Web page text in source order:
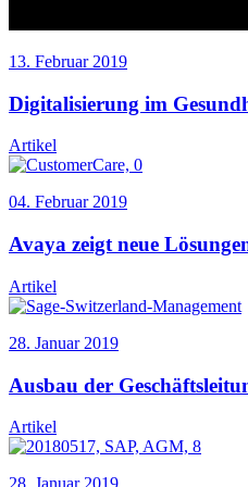
13. Februar 2019
Digitalisierung im
Artikel
04. Februar 2019
Avaya zeigt neue
Artikel
28. Januar 2019
Ausbau der
Artikel